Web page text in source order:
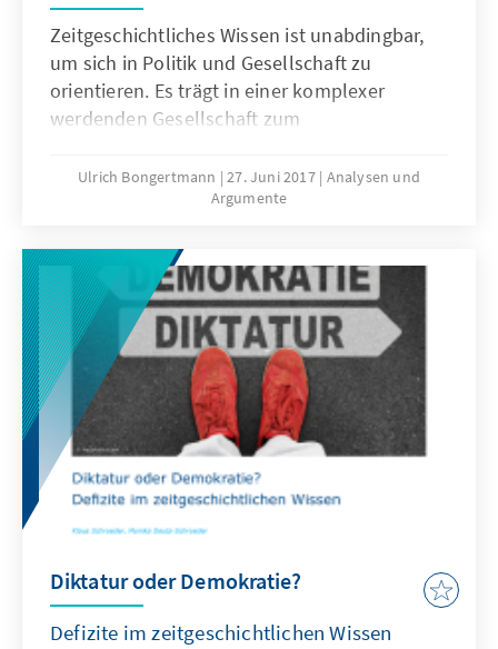
Zeitgeschichtliches Wissen ist unabdingbar,
um sich in Politik und Gesellschaft zu
orientieren. Es trägt in einer komplexer
werdenden Gesellschaft zum
Jugendlichen bessere Kenntnisse in
Zeitgeschichte und Politik zu vermitteln,
Geschichtsunterrichts in der Schule: Die
derzeitigen Stundenzahlen reichen nicht aus;
die Curricula für das Fach Geschichte sind
überarbeitungsbedürftig. Zeitgeschichte muss
als Schwerpunkt - auch gegenüber anderen
Fächern - gestärkt werden.
Ulrich Bongertmann 27. Juni 2017 Analysen und
Argumente
Diktatur oder Demokratie?
Defizite im zeitgeschichtlichen Wissen